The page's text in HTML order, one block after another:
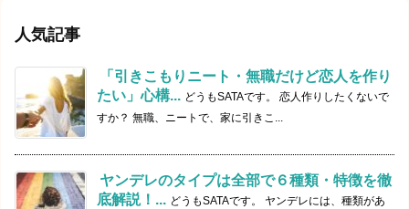
人気記事
「引きこもりニート・無職だけど恋人を作り
たい」心構... どうもSATAです。 恋人作りしたくないで
すか？ 無職、ニートで、家に引きこ...
ヤンデレのタイプは全部で６種類・特徴を徹
底解説！... どうもSATAです。 ヤンデレには、種類があ